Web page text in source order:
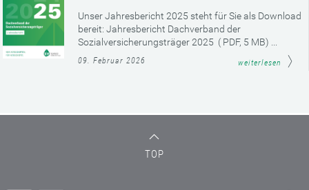
Unser Jahresbericht 2025 steht für Sie als Download
bereit: Jahresbericht Dachverband der
Sozialversicherungsträger 2025 ( PDF, 5 MB) ...
09. Februar 2026 weiterlesen
TOP